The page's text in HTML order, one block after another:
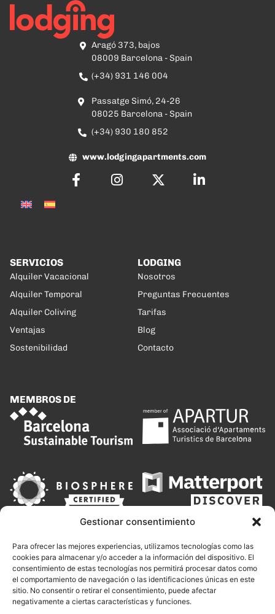
Gestionar consentimiento
Para ofrecer las mejores experiencias, utilizamos tecnologías como las
cookies para almacenar y/o acceder a la información del dispositivo. El
consentimiento de estas tecnologías nos permitirá procesar datos como
el comportamiento de navegación o las identificaciones únicas en este
sitio. No consentir o retirar el consentimiento, puede afectar
negativamente a ciertas características y funciones.
Aragó 373, bajos
08009 Barcelona - Spain
(+34) 931 146 004
Passatge Simó, 24-26
08025 Barcelona - Spain
(+34) 930 180 852
www.lodgingapartments.com
SERVICIOS
Alquiler Vacacional
Alquiler Temporal
Alquiler Coliving
Ventajas
Sostenibilidad
LODGING
Nosotros
Preguntas Frecuentes
Tarifas
Blog
Contacto
MEMBROS DE